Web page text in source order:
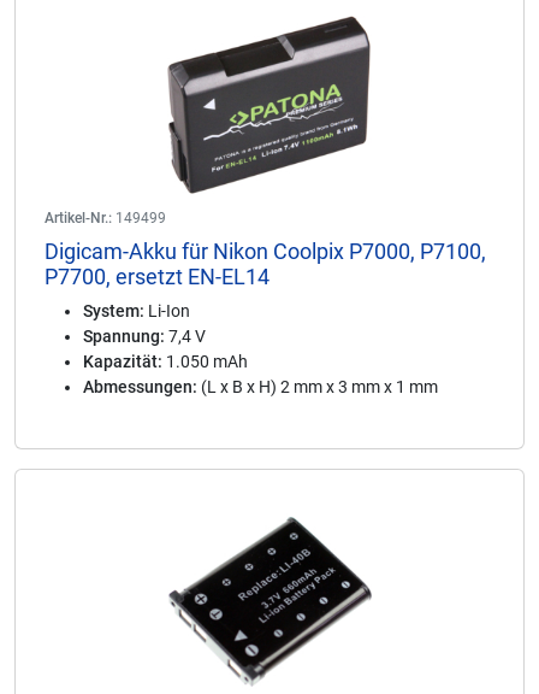
Artikel-Nr.: 149499
Digicam-Akku für Nikon Coolpix P7000, P7100,
P7700, ersetzt EN-EL14
System: Li-Ion
Spannung: 7,4 V
Kapazität: 1.050 mAh
Abmessungen: (L x B x H) 2 mm x 3 mm x 1 mm